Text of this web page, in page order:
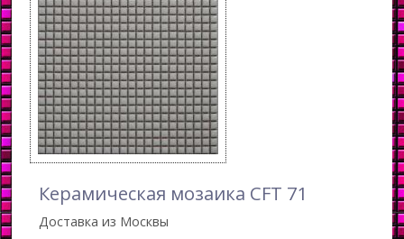
Керамическая мозаика CFT 71
Доставка из Москвы